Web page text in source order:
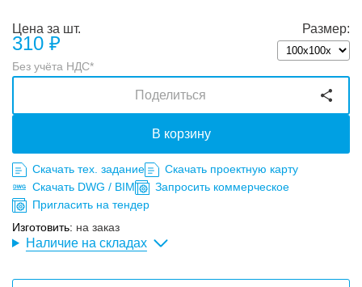
Размер:
Цена за шт.
310 ₽
Без учёта НДС*
Изготовить: на заказ
В корзину
Поделиться
Скачать тех. задание
Скачать проектную карту
Скачать DWG / BIM
Запросить коммерческое
Пригласить на тендер
Наличие на складах